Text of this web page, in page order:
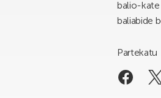
balio-kate
baliabide
Partekatu